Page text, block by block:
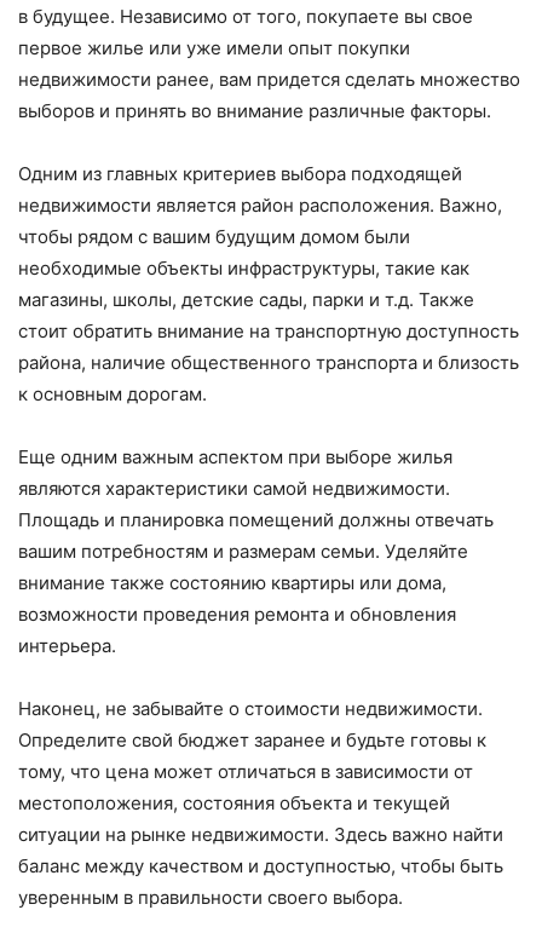
в будущее. Независимо от того, покупаете вы свое
первое жилье или уже имели опыт покупки
недвижимости ранее, вам придется сделать множество
выборов и принять во внимание различные факторы.
Одним из главных критериев выбора подходящей
недвижимости является район расположения. Важно,
чтобы рядом с вашим будущим домом были
необходимые объекты инфраструктуры, такие как
магазины, школы, детские сады, парки и т.д. Также
стоит обратить внимание на транспортную доступность
района, наличие общественного транспорта и близость
к основным дорогам.
Еще одним важным аспектом при выборе жилья
являются характеристики самой недвижимости.
Площадь и планировка помещений должны отвечать
вашим потребностям и размерам семьи. Уделяйте
внимание также состоянию квартиры или дома,
возможности проведения ремонта и обновления
интерьера.
Наконец, не забывайте о стоимости недвижимости.
Определите свой бюджет заранее и будьте готовы к
тому, что цена может отличаться в зависимости от
местоположения, состояния объекта и текущей
ситуации на рынке недвижимости. Здесь важно найти
баланс между качеством и доступностью, чтобы быть
уверенным в правильности своего выбора.